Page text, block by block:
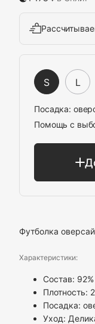
Посадка:
Помощь с
S L
Футболка
Характеристики:
Состав:
Плотность:
Посадка:
Уход: